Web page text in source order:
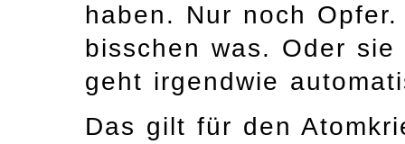
haben. Nur noch
bisschen was. Oder
geht irgendwie
Das gilt für den